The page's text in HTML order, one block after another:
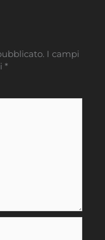
I campi
*